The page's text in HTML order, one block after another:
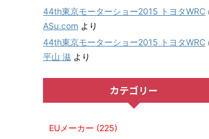
44th東京モーターショー2015 トヨタWRC
ASu.com より
44th東京モーターショー2015 トヨタWRC
平山 滋 より
カテゴリー
EUメーカー (225)